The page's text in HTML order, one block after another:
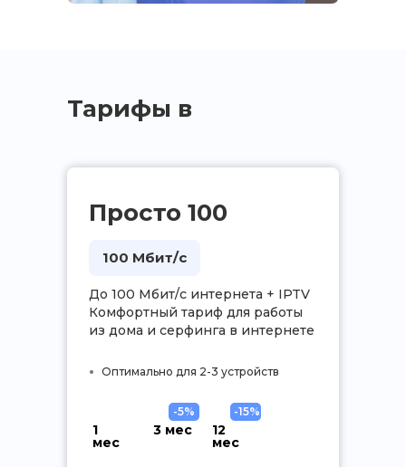
Тарифы в
Просто 100
До 100 Мбит/с интернета + IPTV
Комфортный тариф для работы
из дома и серфинга в интернете
1
мес
100 Мбит/с
Оптимально для 2-3 устройств
3 мес
-5%
12
мес
-15%